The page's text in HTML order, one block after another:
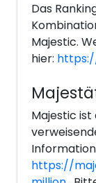
Das
Majestic.
hier:
Majestic ist
https://